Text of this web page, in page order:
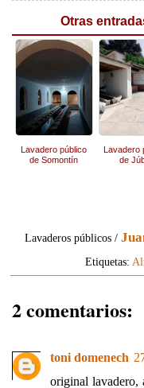
Otras
Lavadero público
de Somontín
Lavadero
de
Lavaderos públicos /
Etiquetas:
2 comentarios:
toni domenech
original lavadero,